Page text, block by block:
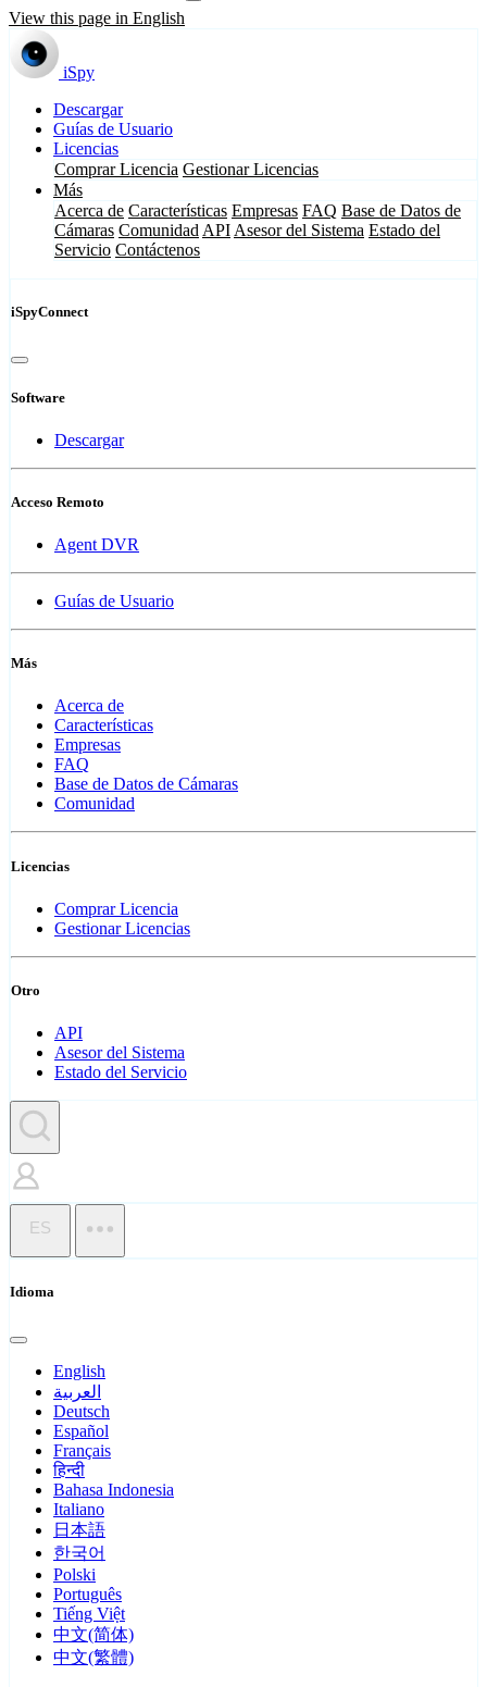
View this page in English
iSpy
Descargar
Guías de Usuario
Licencias
Comprar Licencia Gestionar Licencias
Más
Acerca de Características Empresas FAQ Base de Datos de
Cámaras Comunidad API Asesor del Sistema Estado del
Servicio Contáctenos
iSpyConnect
Software
Descargar
Acceso Remoto
Agent DVR
Guías de Usuario
Más
Acerca de
Características
Empresas
FAQ
Base de Datos de Cámaras
Comunidad
Licencias
Comprar Licencia
Gestionar Licencias
Otro
API
Asesor del Sistema
Estado del Servicio
ES
Idioma
English
العربية
Deutsch
Español
Français
हिन्दी
Bahasa Indonesia
Italiano
日本語
한국어
Polski
Português
Tiếng Việt
中文(简体)
中文(繁體)